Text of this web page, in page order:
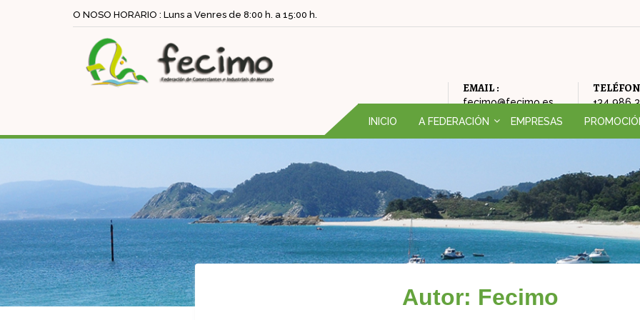
O NOSO HORARIO : Luns a Venres de 8:00 h. a 15:00 h.
EMAIL :
fecimo@fecimo.es +34 986
INICIO
A FEDERACIÓN
FILOSOFÍA DA FEDERACIÓN
ONDE ESTAMOS
EMPRESAS
FEIRA DE
AMODIÑA
NADAL
Autor: Fecimo